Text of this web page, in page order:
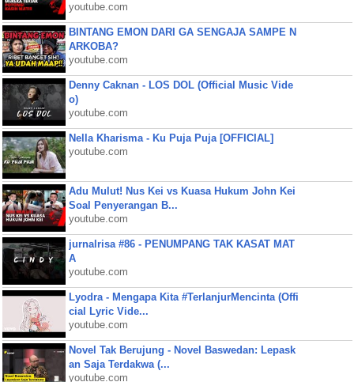
youtube.com
BINTANG EMON DARI GA SENGAJA SAMPE N
ARKOBA?
youtube.com
Denny Caknan - LOS DOL (Official Music Vide
o)
youtube.com
Nella Kharisma - Ku Puja Puja [OFFICIAL]
youtube.com
Adu Mulut! Nus Kei vs Kuasa Hukum John Kei
Soal Penyerangan B...
youtube.com
jurnalrisa #86 - PENUMPANG TAK KASAT MAT
A
youtube.com
Lyodra - Mengapa Kita #TerlanjurMencinta (Offi
cial Lyric Vide...
youtube.com
Novel Tak Berujung - Novel Baswedan: Lepask
an Saja Terdakwa (...
youtube.com